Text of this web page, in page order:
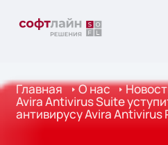
Главная О нас
Avira Antivirus Suite
антивирусу Avira Antivirus